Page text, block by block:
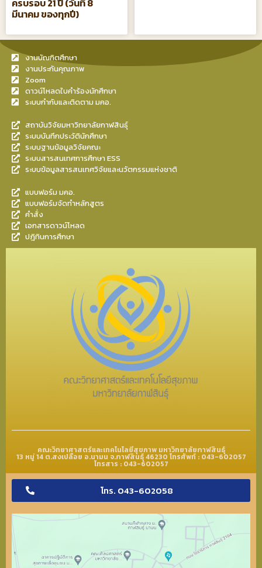
ครบรอบ 21 ปี (วันที่ 8
มีนาคม ของทุกปี)
งานบัณฑิตศึกษา
งานประกันคุณภาพ
Zoom
ดาวน์โหลดใบคำร้องนักศึกษา
ระบบกำกับและติดตาม มคอ.
สถาบันวิจัยมหาวิทยาลัยกาฬสินธุ์
ระบบบันทึกประวัตินักศึกษา
ระบบฐานข้อมูลวิจัยคณะ
ระบบสารสนเทศการศึกษา ESS
ระบบข้อมูลสารสนเทศวิจัยและนวัตกรรมแห่งชาติ
แบบฟอร์ม มคอ.
แบบฟอร์มจัดทำหลักสูตร
คำสั่ง
เอกสารดาวน์โหลด
ปฎิทินการศึกษา
คณะวิทยาศาสตร์และเทคโนโลยีสุขภาพ มหาวิทยาลัยกาฬสินธุ์
13 หมู่ 14 ต.สงเปลือย อ.นามน จ.กาฬสินธุ์ 46230 โทรศัพท์ : 043-602057
โทรสาร : 043-602057
โทร. 043-602058